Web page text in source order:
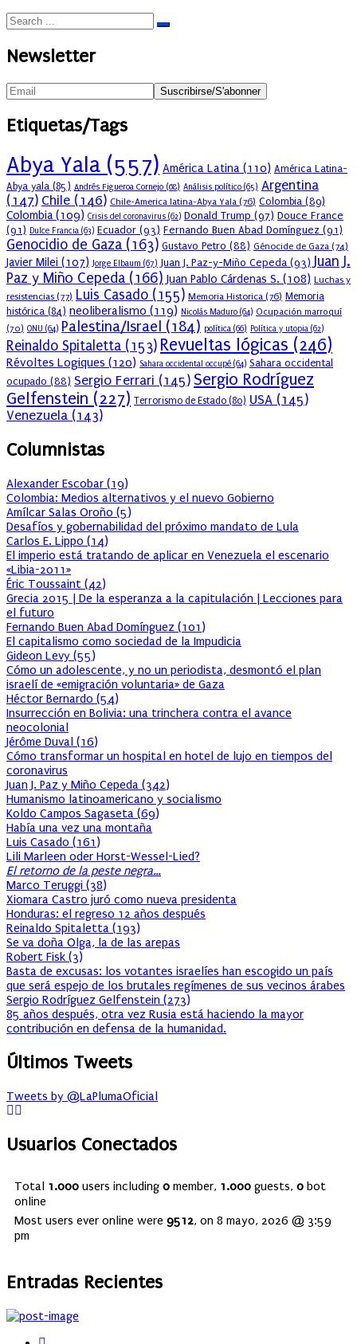
Newsletter
Etiquetas/Tags
Abya Yala (557) América Latina (110) América Latina-
Abya yala (85) Andrés Figueroa Cornejo (68) Análisis político (65) Argentina
(147) Chile (146) Chile-America latina-Abya Yala (76) Colombia (89)
Colombia(109) Crisis del coronavirus (62) Donald Trump (97) Douce France
(91) Dulce Francia (63) Ecuador (93) Fernando Buen Abad Domínguez (91)
Genocidio de Gaza (163) Gustavo Petro (88) Génocide de Gaza (74)
Javier Milei (107) Jorge Elbaum (67) Juan J. Paz-y-Miño Cepeda (93) Juan J.
Paz y Miño Cepeda (166) Juan Pablo Cárdenas S. (108) Luchas y
resistencias (77) Luis Casado (155) Memoria Historica (76) Memoria
histórica (84) neoliberalismo (119) Nicolás Maduro (64) Ocupación marroquí
(70) ONU (64) Palestina/Israel (184) política (66) Política y utopia (62)
Reinaldo Spitaletta (153) Revueltas lógicas (246)
Révoltes Logiques (120) Sahara occidental occupé (64) Sahara occidental
ocupado (88) Sergio Ferrari (145) Sergio Rodríguez
Gelfenstein (227) Terrorismo de Estado (80) USA (145)
Venezuela (143)
Columnistas
Alexander Escobar (19)
Colombia: Medios alternativos y el nuevo Gobierno
Amílcar Salas Oroño (5)
Desafíos y gobernabilidad del próximo mandato de Lula
Carlos E. Lippo (14)
El imperio está tratando de aplicar en Venezuela el escenario
«Libia-2011»
Éric Toussaint (42)
Grecia 2015 | De la esperanza a la capitulación | Lecciones para
el futuro
Fernando Buen Abad Domínguez (101)
El capitalismo como sociedad de la Impudicia
Gideon Levy (55)
Cómo un adolescente, y no un periodista, desmontó el plan
israelí de «emigración voluntaria» de Gaza
Héctor Bernardo (54)
Insurrección en Bolivia: una trinchera contra el avance
neocolonial
Jérôme Duval (16)
Cómo transformar un hospital en hotel de lujo en tiempos del
coronavirus
Juan J. Paz y Miño Cepeda (342)
Humanismo latinoamericano y socialismo
Koldo Campos Sagaseta (69)
Había una vez una montaña
Luis Casado (161)
Lili Marleen oder Horst-Wessel-Lied?
El retorno de la peste negra…
Marco Teruggi (38)
Xiomara Castro juró como nueva presidenta
Honduras: el regreso 12 años después
Reinaldo Spitaletta (193)
Se va doña Olga, la de las arepas
Robert Fisk (3)
Basta de excusas: los votantes israelíes han escogido un país
que será espejo de los brutales regímenes de sus vecinos árabes
Sergio Rodríguez Gelfenstein (273)
85 años después, otra vez Rusia está haciendo la mayor
contribución en defensa de la humanidad.
Últimos Tweets
Tweets by @LaPlumaOficial
Usuarios Conectados
Total 1.000 users including 0 member, 1.000 guests, 0 bot
online
Most users ever online were 9512, on 8 mayo, 2026 @ 3:59
pm
Entradas Recientes